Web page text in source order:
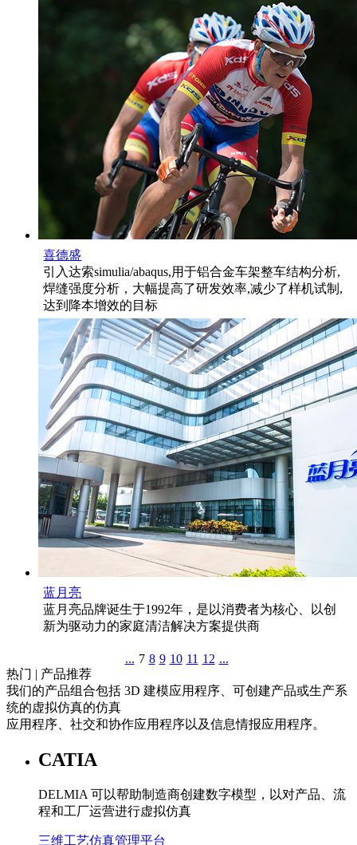
喜德盛
引入达索simulia/abaqus,用于铝合金车架整车结构分析,
焊缝强度分析，大幅提高了研发效率,减少了样机试制,
达到降本增效的目标
蓝月亮
蓝月亮品牌诞生于1992年，是以消费者为核心、以创
新为驱动力的家庭清洁解决方案提供商
... 7 8 9 10 11 12 ...
热门 | 产品推荐
我们的产品组合包括 3D 建模应用程序、可创建产品或生产系
统的虚拟仿真的仿真
应用程序、社交和协作应用程序以及信息情报应用程序。
CATIA
DELMIA 可以帮助制造商创建数字模型，以对产品、流
程和工厂运营进行虚拟仿真
三维工艺仿真管理平台